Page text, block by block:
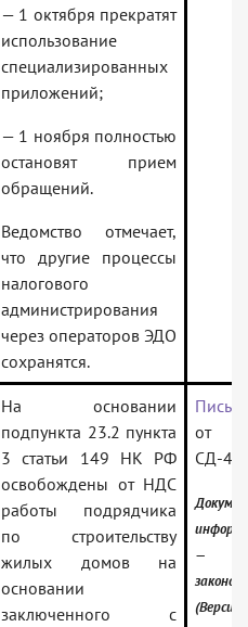
— 1 октября прекратят
использование
специализированных
приложений;
— 1 ноября полностью
остановят прием
обращений.
Ведомство отмечает,
что другие процессы
налогового
администрирования
через операторов ЭДО
сохранятся.
На основании
подпункта 23.2 пункта
3 статьи 149 НК РФ
освобождены от НДС
работы подрядчика
по строительству
жилых домов на
основании
заключенного с
от
СД-4-
—
(Версия